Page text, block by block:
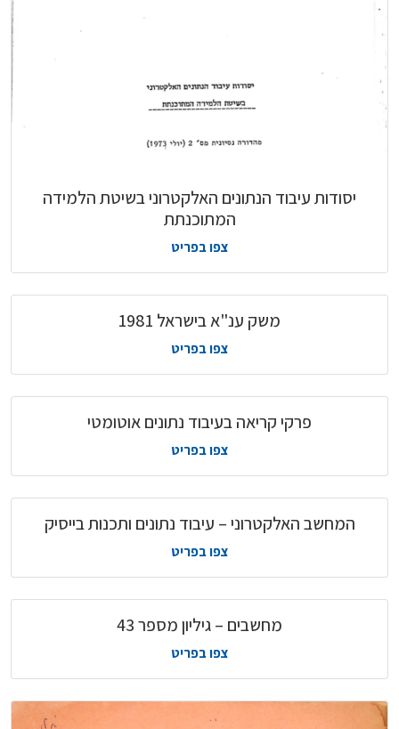
יסודות עיבוד הנתונים האלקטרוני בשיטת הלמידה
המתוכנתת
צפו בפריט
משק ענ"א בישראל 1981
צפו בפריט
פרקי קריאה בעיבוד נתונים אוטומטי
צפו בפריט
המחשב האלקטרוני – עיבוד נתונים ותכנות בייסיק
צפו בפריט
מחשבים – גיליון מספר 43
צפו בפריט